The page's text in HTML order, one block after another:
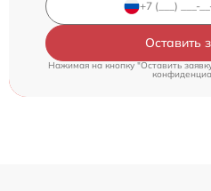
Оставить
Нажимая на кнопку "Оставить